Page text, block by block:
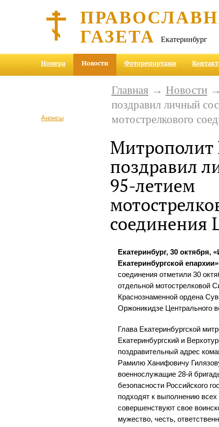
ГАЗЕТА Екатеринбург
Номера Новости Фоторепортажи
Анонсы
Главная → Новости→
поздравил личный
мотострелкового
Митрополит
поздравил
95-летием
соединения
Екатеринбург, 30 октября,
Екатеринбургской епархии»
соединения отметили 30
отдельной мотострелковой
Краснознаменной ордена
Оржоникидзе Центрального
Глава Екатеринбургской
Екатеринбургский и
поздравительный адрес
Рамилю Ханифовичу
военнослужащие 28-й
безопасности Российского
подходят к выполнению
совершенствуют свое
мужество, честь,